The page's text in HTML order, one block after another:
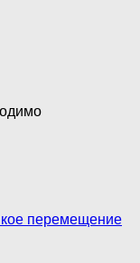
перемещение